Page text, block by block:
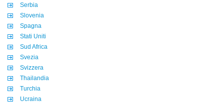
Serbia
Slovenia
Spagna
Stati Uniti
Sud Africa
Svezia
Svizzera
Thailandia
Turchia
Ucraina